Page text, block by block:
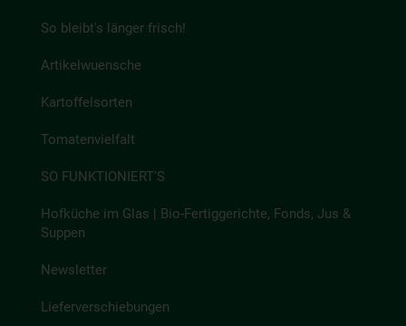
So bleibt's länger frisch!
Artikelwuensche
Kartoffelsorten
Tomatenvielfalt
SO FUNKTIONIERT'S
Hofküche im Glas | Bio-Fertiggerichte, Fonds, Jus &
Suppen
Newsletter
Lieferverschiebungen